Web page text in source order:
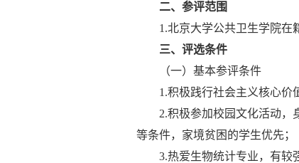
二、参评范围
1.北京大学公共卫生学院在
三、评选条件
（一）基本参评条件
1.积极践行社会主义核心价
2.积极参加校园文化活动，
等条件，家境贫困的学生优先；
3.热爱生物统计专业，有较